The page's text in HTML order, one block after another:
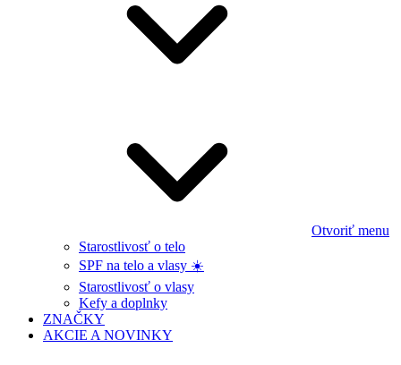
Otvoriť menu
Starostlivosť o telo
SPF na telo a vlasy ☀️
Starostlivosť o vlasy
Kefy a doplnky
ZNAČKY
AKCIE A NOVINKY